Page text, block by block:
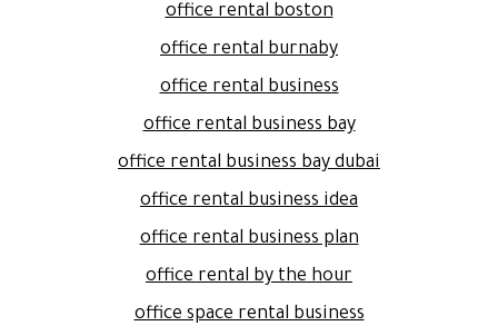
office rental boston
office rental burnaby
office rental business
office rental business bay
office rental business bay dubai
office rental business idea
office rental business plan
office rental by the hour
office space rental business